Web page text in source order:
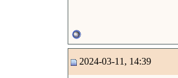
2024-03-11, 14:39